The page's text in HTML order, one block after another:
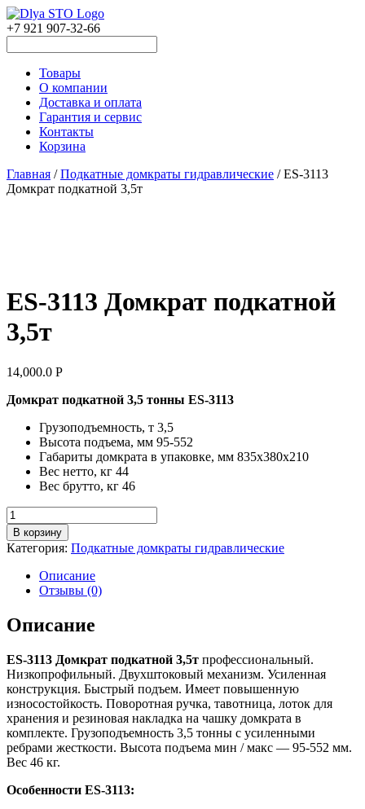
+7 921 907-32-66
Товары
О компании
Доставка и оплата
Гарантия и сервис
Контакты
Корзина
Главная /Подкатные домкраты гидравлические / ES-3113
Домкрат подкатной 3,5т
ES-3113 Домкрат подкатной
3,5т
14,000.0 Р
Домкрат подкатной 3,5 тонны ES-3113
Грузоподъемность, т 3,5
Высота подъема, мм 95-552
Габариты домкрата в упаковке, мм 835х380х210
Вес нетто, кг 44
Вес брутто, кг 46
Количество
товара
ES-
3113
Домкрат
подкатной
В корзину
Категория: Подкатные домкраты гидравлические
Описание
Отзывы (0)
Описание
ES-3113 Домкрат подкатной 3,5т профессиональный.
Низкопрофильный. Двухштоковый механизм. Усиленная
конструкция. Быстрый подъем. Имеет повышенную
износостойкость. Поворотная ручка, тавотница, лоток для
хранения и резиновая накладка на чашку домкрата в
комплекте. Грузоподъемность 3,5 тонны с усиленными
ребрами жесткости. Высота подъема мин / макс — 95-552 мм.
Вес 46 кг.
Особенности ES-3113: